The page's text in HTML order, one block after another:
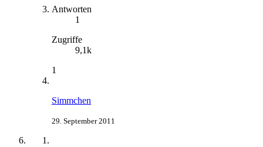
Antworten
1
Zugriffe
9,1k
1
Simmchen
29. September 2011